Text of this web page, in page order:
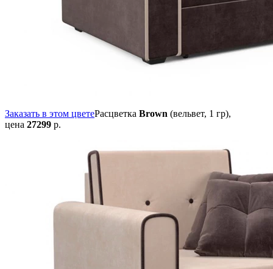
Заказать в этом цветеРасцветка Brown (вельвет, 1 гр),
цена 27299 р.